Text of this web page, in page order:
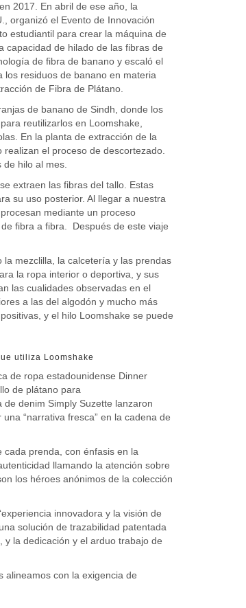
2017. En abril de ese año, la
organizó el Evento de Innovación
estudiantil para crear la máquina de
capacidad de hilado de las fibras de
de fibra de banano y escaló el
residuos de banano en materia
de Fibra de Plátano.
de banano de Sindh, donde los
reutilizarlos en Loomshake,
En la planta de extracción de la
el proceso de descortezado.
hilo al mes.
extraen las fibras del tallo. Estas
su uso posterior. Al llegar a nuestra
mediante un proceso
fibra a fibra. Después de este viaje
mezclilla, la calcetería y las prendas
la ropa interior o deportiva, y sus
las cualidades observadas en el
a las del algodón y mucho más
y el hilo Loomshake se puede
utiliza Loomshake
de ropa estadounidense Dinner
de plátano para
denim Simply Suzette lanzaron
“narrativa fresca” en la cadena de
cada prenda, con énfasis en la
llamando la atención sobre
los héroes anónimos de la colección
innovadora y la visión de
solución de trazabilidad patentada
la dedicación y el arduo trabajo de
alineamos con la exigencia de